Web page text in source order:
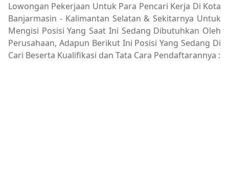
Lowongan Pekerjaan Untuk Para Pencari Kerja Di Kota
Banjarmasin - Kalimantan Selatan & Sekitarnya Untuk
Mengisi Posisi Yang Saat Ini Sedang Dibutuhkan Oleh
Perusahaan, Adapun Berikut Ini Posisi Yang Sedang Di
Cari Beserta Kualifikasi dan Tata Cara Pendaftarannya :